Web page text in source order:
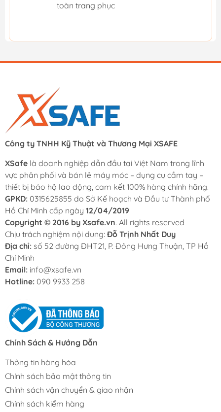
toàn trang phục
Công ty TNHH Kỹ Thuật và Thương Mại XSAFE
XSafe là doanh nghiệp dẫn đầu tại Việt Nam trong lĩnh
vực phân phối và bán lẻ máy móc – dụng cụ cầm tay –
thiết bị bảo hộ lao động, cam kết 100% hàng chính hãng.
GPKD: 0315625855 do Sở Kế hoạch và Đầu tư Thành phố
Hồ Chí Minh cấp ngày 12/04/2019
Copyright © 2016 by Xsafe.vn. All rights reserved
Chịu trách nghiệm nội dung: Đỗ Trịnh Nhất Duy
Địa chỉ: số 52 đường ĐHT21, P. Đông Hưng Thuận, TP Hồ
Chí Minh
Email: info@xsafe.vn
Hotline: 090 9933 258
Chính Sách & Hướng Dẫn
Thông tin hàng hóa
Chính sách bảo mật thông tin
Chính sách vận chuyển & giao nhận
Chính sách kiểm hàng